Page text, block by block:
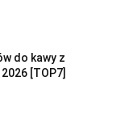
do kawy z
[TOP7]